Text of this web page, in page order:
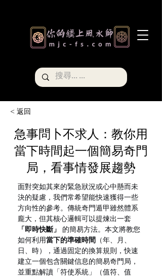
< 返回
急事問卜不求人：教你用
當下時間起一個簡易奇門
局，看事情發展趨勢
面對突如其來的緊急狀況或心中懸而未
決的疑慮，我們常希望能快速獲得一些
方向性的參考。傳統奇門遁甲雖然體系
龐大，但其核心邏輯可以提煉出一套
「即時快斷」
的簡易方法。本文將教您
如何利用當下的準確時間 （年、月、
日、時），通過固定的換算規則，快速
建立一個包含關鍵信息的簡易奇門局，
並重點解讀「符使系統」（值符、值